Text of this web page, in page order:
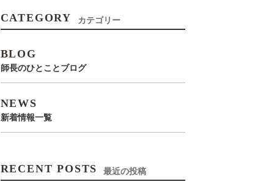
CATEGORY カテゴリー
BLOG
師長のひとことブログ
NEWS
新着情報一覧
RECENT POSTS 最近の投稿